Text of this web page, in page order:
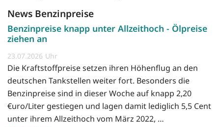
News Benzinpreise
Benzinpreise knapp unter Allzeithoch - Ölpreise
ziehen an
23.07.2026
Die Kraftstoffpreise setzen ihren Höhenflug an den
deutschen Tankstellen weiter fort. Besonders die
Benzinpreise sind in dieser Woche auf knapp 2,20
€uro/Liter gestiegen und lagen damit lediglich 5,5 Cent
unter ihrem Allzeithoch vom März 2022, …